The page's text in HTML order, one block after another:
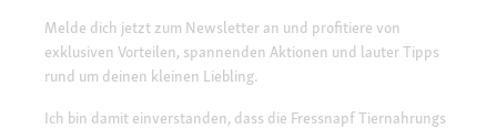
Melde dich jetzt zum Newsletter an und profitiere von
exklusiven Vorteilen, spannenden Aktionen und lauter Tipps
rund um deinen kleinen Liebling.
Ich bin damit einverstanden, dass die Fressnapf Tiernahrungs